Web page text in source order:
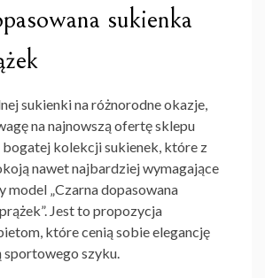
sukienka
sukienki na różnorodne okazje,
na najnowszą ofertę sklepu
kolekcji sukienek, które z
nawet najbardziej wymagające
model „Czarna dopasowana
Jest to propozycja
które cenią sobie elegancję
sportowego szyku.